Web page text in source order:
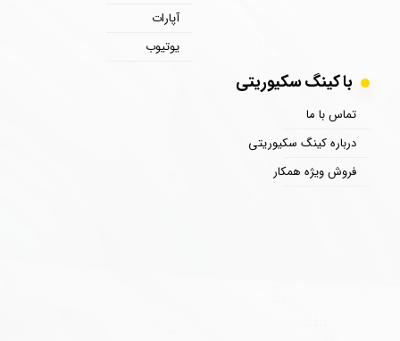
آپارات
یوتیوب
تماس با ما
درباره کینگ سکیوریتی
فروش ویژه همکار
با کینگ سکیوریتی